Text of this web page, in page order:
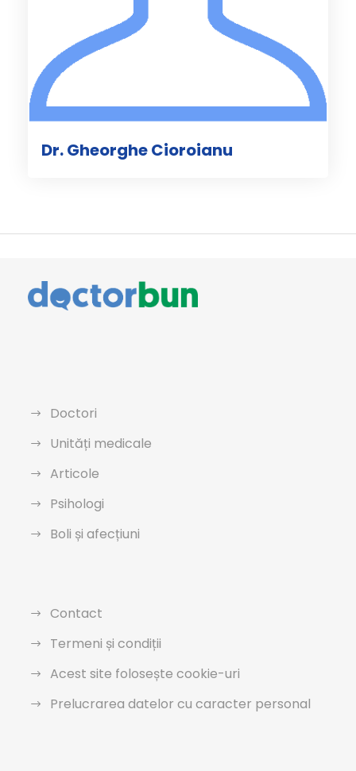
Dr. Gheorghe Cioroianu
Doctori
Unități medicale
Articole
Psihologi
Boli și afecțiuni
Contact
Termeni și condiții
Acest site folosește cookie-uri
Prelucrarea datelor cu caracter personal